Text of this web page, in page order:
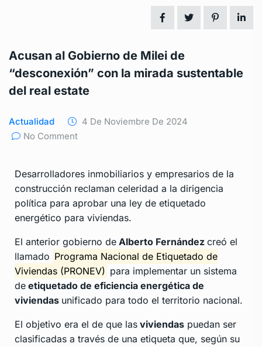
Acusan al Gobierno de Milei de
“desconexión” con la mirada sustentable
del real estate
Actualidad
4 De Noviembre De 2024
No Comment
Desarrolladores inmobiliarios y empresarios de la
construcción reclaman celeridad a la dirigencia
política para aprobar una ley de etiquetado
energético para viviendas.
El anterior gobierno de Alberto Fernández creó el
llamado Programa Nacional de Etiquetado de
Viviendas (PRONEV) para implementar un sistema
de etiquetado de eficiencia energética de
viviendas unificado para todo el territorio nacional.
El objetivo era el de que las viviendas puedan ser
clasificadas a través de una etiqueta que, según su